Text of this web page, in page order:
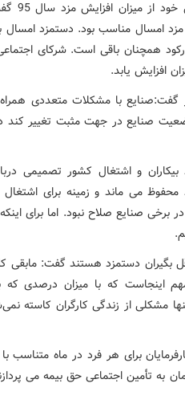
، اصغر آهنی‌ها
مزد امسال مناسب بود. دستمزد
همچنان باقی است. شرکای
افزایش یابد.
گفت:صنایع با مشکلات متعددی
صنایع در جهت مثبت تغییر کند
و اشتغال کشور تصمیمی
می ماند و زمینه برای اشتغال
صنایع صلاح نبود. اما برای اینکه
جز حداقل بگیران دستمزد هستند گفت:
مهم اینجاست که با میزان درصدی
مشکلی از زندگی کارگران کاسته
برای هر فرد در ماه متناسب
تومان به تأمین اجتماعی حق بیمه می